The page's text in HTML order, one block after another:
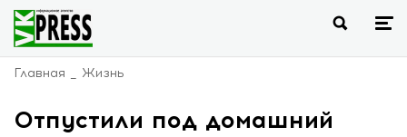
Главная Жизнь
Отпустили под домашний